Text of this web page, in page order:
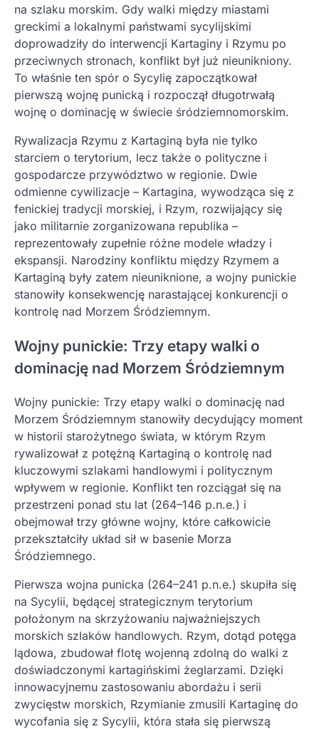
na szlaku morskim. Gdy walki między miastami
greckimi a lokalnymi państwami sycylijskimi
doprowadziły do interwencji Kartaginy i Rzymu po
przeciwnych stronach, konflikt był już nieunikniony.
To właśnie ten spór o Sycylię zapoczątkował
pierwszą wojnę punicką i rozpoczął długotrwałą
wojnę o dominację w świecie śródziemnomorskim.
Rywalizacja Rzymu z Kartaginą była nie tylko
starciem o terytorium, lecz także o polityczne i
gospodarcze przywództwo w regionie. Dwie
odmienne cywilizacje – Kartagina, wywodząca się z
fenickiej tradycji morskiej, i Rzym, rozwijający się
jako militarnie zorganizowana republika –
reprezentowały zupełnie różne modele władzy i
ekspansji. Narodziny konfliktu między Rzymem a
Kartaginą były zatem nieuniknione, a wojny punickie
stanowiły konsekwencję narastającej konkurencji o
kontrolę nad Morzem Śródziemnym.
Wojny punickie: Trzy etapy walki o
dominację nad Morzem Śródziemnym
Wojny punickie: Trzy etapy walki o dominację nad
Morzem Śródziemnym stanowiły decydujący moment
w historii starożytnego świata, w którym Rzym
rywalizował z potężną Kartaginą o kontrolę nad
kluczowymi szlakami handlowymi i politycznym
wpływem w regionie. Konflikt ten rozciągał się na
przestrzeni ponad stu lat (264–146 p.n.e.) i
obejmował trzy główne wojny, które całkowicie
przekształciły układ sił w basenie Morza
Śródziemnego.
Pierwsza wojna punicka (264–241 p.n.e.) skupiła się
na Sycylii, będącej strategicznym terytorium
położonym na skrzyżowaniu najważniejszych
morskich szlaków handlowych. Rzym, dotąd potęga
lądowa, zbudował flotę wojenną zdolną do walki z
doświadczonymi kartagińskimi żeglarzami. Dzięki
innowacyjnemu zastosowaniu abordażu i serii
zwycięstw morskich, Rzymianie zmusili Kartaginę do
wycofania się z Sycylii, która stała się pierwszą